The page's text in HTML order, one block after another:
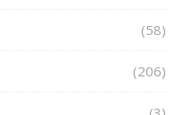
(58)
(206)